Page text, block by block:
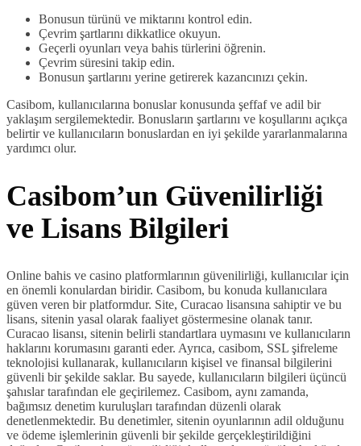
Bonusun türünü ve miktarını kontrol edin.
Çevrim şartlarını dikkatlice okuyun.
Geçerli oyunları veya bahis türlerini öğrenin.
Çevrim süresini takip edin.
Bonusun şartlarını yerine getirerek kazancınızı çekin.
Casibom, kullanıcılarına bonuslar konusunda şeffaf ve adil bir
yaklaşım sergilemektedir. Bonusların şartlarını ve koşullarını açıkça
belirtir ve kullanıcıların bonuslardan en iyi şekilde yararlanmalarına
yardımcı olur.
Casibom’un Güvenilirliği
ve Lisans Bilgileri
Online bahis ve casino platformlarının güvenilirliği, kullanıcılar için
en önemli konulardan biridir. Casibom, bu konuda kullanıcılara
güven veren bir platformdur. Site, Curacao lisansına sahiptir ve bu
lisans, sitenin yasal olarak faaliyet göstermesine olanak tanır.
Curacao lisansı, sitenin belirli standartlara uymasını ve kullanıcıların
haklarını korumasını garanti eder. Ayrıca, casibom, SSL şifreleme
teknolojisi kullanarak, kullanıcıların kişisel ve finansal bilgilerini
güvenli bir şekilde saklar. Bu sayede, kullanıcıların bilgileri üçüncü
şahıslar tarafından ele geçirilemez. Casibom, aynı zamanda,
bağımsız denetim kuruluşları tarafından düzenli olarak
denetlenmektedir. Bu denetimler, sitenin oyunlarının adil olduğunu
ve ödeme işlemlerinin güvenli bir şekilde gerçekleştirildiğini